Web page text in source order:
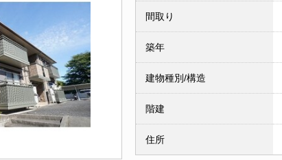
間取り
築年
建物種別/構造
階建
住所